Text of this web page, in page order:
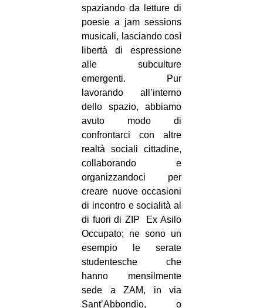
spaziando da letture di
poesie a jam sessions
musicali, lasciando così
libertà di espressione
alle subculture
emergenti. Pur
lavorando all’interno
dello spazio, abbiamo
avuto modo di
confrontarci con altre
realtà sociali cittadine,
collaborando e
organizzandoci per
creare nuove occasioni
di incontro e socialità al
di fuori di ZIP ­ Ex Asilo
Occupato; ne sono un
esempio le serate
studentesche che
hanno mensilmente
sede a ZAM, in via
Sant’Abbondio, o